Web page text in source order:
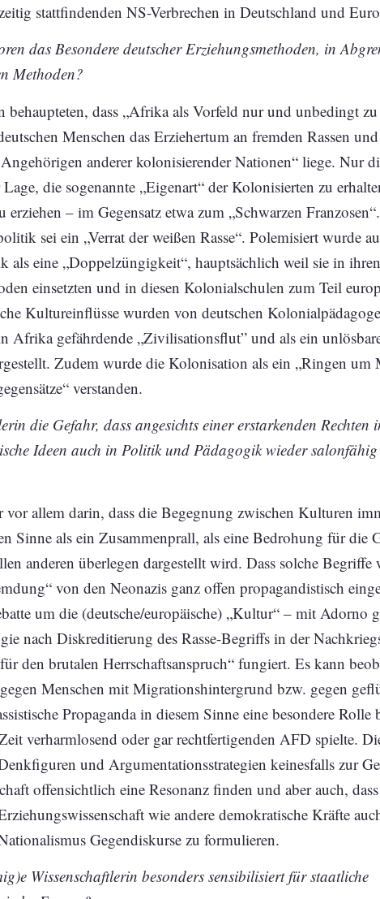
stattfindenden NS-Verbrechen in Deutschland und
das Besondere deutscher Erziehungsmethoden, in
Methoden?
dass „Afrika als Vorfeld nur und unbedingt
Menschen das Erziehertum an fremden Rassen
anderer kolonisierender Nationen“ liege. Nur
die sogenannte „Eigenart“ der Kolonisierten zu
– im Gegensatz etwa zum „Schwarzen
sei ein „Verrat der weißen Rasse“. Polemisiert wurde
als eine „Doppelzüngigkeit“, hauptsächlich weil sie in
einsetzten und in diesen Kolonialschulen zum Teil
Kultureinflüsse wurden von deutschen
Afrika gefährdende „Zivilisationsflut” und als ein
Zudem wurde die Kolonisation als ein „Ringen um
verstanden.
die Gefahr, dass angesichts einer erstarkenden Rechten
Ideen auch in Politik und Pädagogik wieder salonfähig
vor allem darin, dass die Begegnung zwischen Kulturen
Sinne als ein Zusammenprall, als eine Bedrohung für die
anderen überlegen dargestellt wird. Dass solche Begriffe
von den Neonazis ganz offen propagandistisch
um die (deutsche/europäische) „Kultur“ – mit Adorno
nach Diskreditierung des Rasse-Begriffs in der
den brutalen Herrschaftsanspruch“ fungiert. Es kann
Menschen mit Migrationshintergrund bzw. gegen
Propaganda in diesem Sinne eine besondere Rolle
verharmlosend oder gar rechtfertigenden AFD spielte.
und Argumentationsstrategien keinesfalls zur
offensichtlich eine Resonanz finden und aber auch,
wie andere demokratische Kräfte
Gegendiskurse zu formulieren.
Wissenschaftlerin besonders sensibilisiert für staatliche